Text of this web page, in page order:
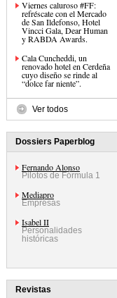
Viernes caluroso #FF:
refréscate con el Mercado
de San Ildefonso, Hotel
Vincci Gala, Dear Human
y RABDA Awards.
Cala Cuncheddi, un
renovado hotel en Cerdeña
cuyo diseño se rinde al
“dolce far niente”.
Ver todos
Dossiers Paperblog
Fernando Alonso
Pilotos de Fórmula 1
Mediapro
Empresas
Isabel II
Personalidades
históricas
Revistas